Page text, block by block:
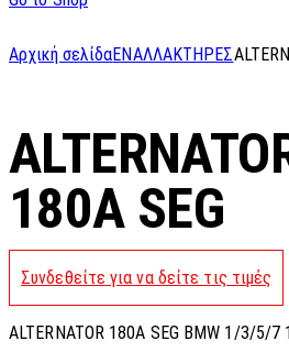
Αρχική σελίδαΕΝΑΛΛΑΚΤΗΡΕΣ
180A SEG
Συνδεθείτε για να δείτε τις τιμές
ALTERNATOR 180A SEG BMW 1/3/5/